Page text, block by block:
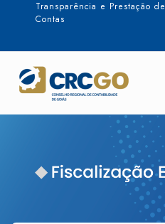
Transparência e Prestação de
Contas